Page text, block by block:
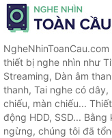
thiết bị nghe nhìn như
Streaming, Dàn âm
thanh, Tai nghe có
chiếu, màn chiếu...
động HDD, SSD...
ngừng, chúng tôi đã